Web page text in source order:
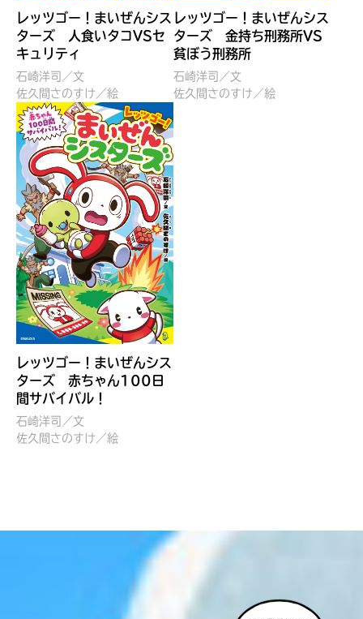
みんなの絵が
レッツゴー！まいぜんシス
ターズ 人食いタコVSセ
キュリティ
石崎洋司／文
佐久間さのすけ／絵
レッツゴー！まいぜんシス
ターズ 金持ち刑務所VS
貧ぼう刑務所
石崎洋司／文
佐久間さのすけ／絵
レッツゴー！まいぜんシス
ターズ 赤ちゃん100日
間サバイバル！
石崎洋司／文
佐久間さのすけ／絵